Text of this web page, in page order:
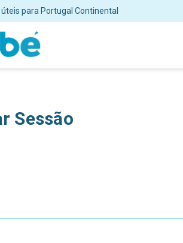
para Portugal Continental
Sessão